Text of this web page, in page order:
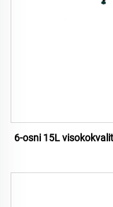
6-osni 15L